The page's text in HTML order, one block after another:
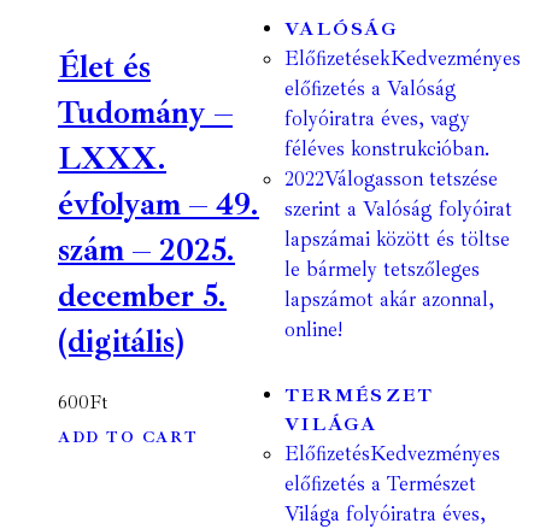
Élet és
Tudomány –
LXXX.
évfolyam – 49.
szám – 2025.
december 5.
(digitális)
600Ft
ADD TO CART
VALÓSÁG
ElőfizetésekKedvezményes
előfizetés a Valóság
folyóiratra éves, vagy
féléves konstrukcióban.
2022Válogasson tetszése
szerint a Valóság folyóirat
lapszámai között és töltse
le bármely tetszőleges
lapszámot akár azonnal,
online!
TERMÉSZET
VILÁGA
ElőfizetésKedvezményes
előfizetés a Természet
Világa folyóiratra éves,